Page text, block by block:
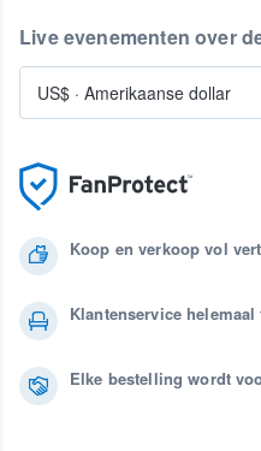
Koop en verkoop vol
Klantenservice
Elke bestelling wordt
Live evenementen over
US$ · Amerikaanse dollar